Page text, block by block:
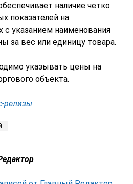
наличие четко
показателей на
с указанием наименования
за вес или единицу товара.
указывать цены на
объекта.
релизы